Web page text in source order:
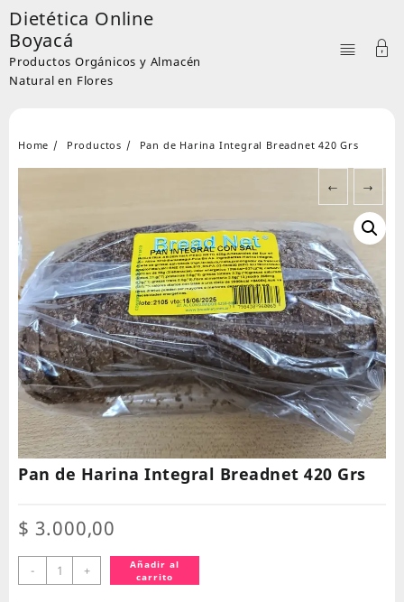
Skip
to
content
Dietética Online
Boyacá
Productos Orgánicos y Almacén
Natural en Flores
Home Productos Pan de Harina Integral Breadnet 420 Grs
← →
Pan de Harina Integral Breadnet 420 Grs
$ 3.000,00
-
Pan
de
+
Añadir al
carrito